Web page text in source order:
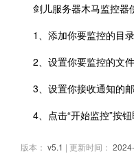
剑儿服务器木马监控器
1、添加你要监控的目录
2、设置你要监控的文
3、设置你接收通知的邮
4、点击“开始监控”按钮
版本： v5.1 | 更新时间：